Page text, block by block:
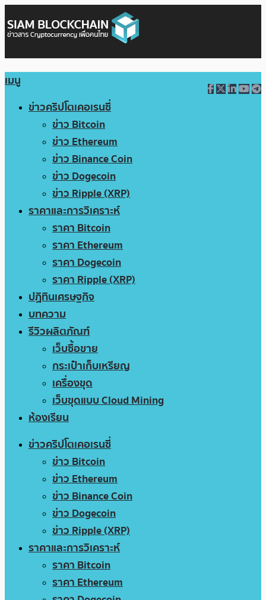
เมนู
ข่าวคริปโตเคอเรนซี่
ข่าว Bitcoin
ข่าว Ethereum
ข่าว Binance Coin
ข่าว Dogecoin
ข่าว Ripple (XRP)
ราคาและการวิเคราะห์
ราคา Bitcoin
ราคา Ethereum
ราคา Dogecoin
ราคา Ripple (XRP)
ปฏิทินเศรษฐกิจ
บทความ
รีวิวผลิตภัณฑ์
เว็บซื้อขาย
กระเป๋าเก็บเหรียญ
เครื่องขุด
เว็บขุดแบบ Cloud Mining
ห้องเรียน
ข่าวคริปโตเคอเรนซี่
ข่าว Bitcoin
ข่าว Ethereum
ข่าว Binance Coin
ข่าว Dogecoin
ข่าว Ripple (XRP)
ราคาและการวิเคราะห์
ราคา Bitcoin
ราคา Ethereum